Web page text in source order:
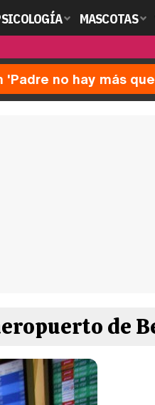
MASCOTAS
no hay más
de